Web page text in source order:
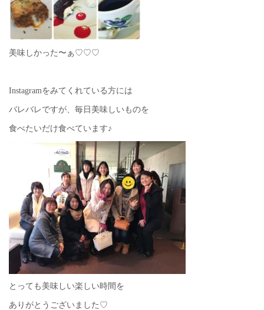
美味しかった〜ぁ♡♡♡
Instagramをみてくれている方には
バレバレですが、毎日美味しいものを
食べたいだけ食べています♪
とっても美味しい楽しい時間を
ありがとうございました♡